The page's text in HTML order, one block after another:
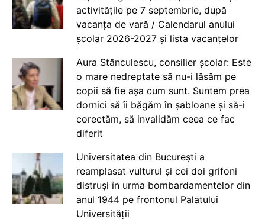
activitățile pe 7 septembrie, după
vacanța de vară / Calendarul anului
școlar 2026-2027 și lista vacanțelor
Aura Stănculescu, consilier școlar: Este
o mare nedreptate să nu-i lăsăm pe
copii să fie așa cum sunt. Suntem prea
dornici să îi băgăm în șabloane și să-i
corectăm, să invalidăm ceea ce fac
diferit
Universitatea din București a
reamplasat vulturul și cei doi grifoni
distruși în urma bombardamentelor din
anul 1944 pe frontonul Palatului
Universității